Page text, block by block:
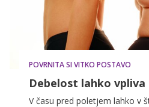
POVRNITA SI VITKO POSTAVO
Debelost lahko
V času pred poletjem lahko v